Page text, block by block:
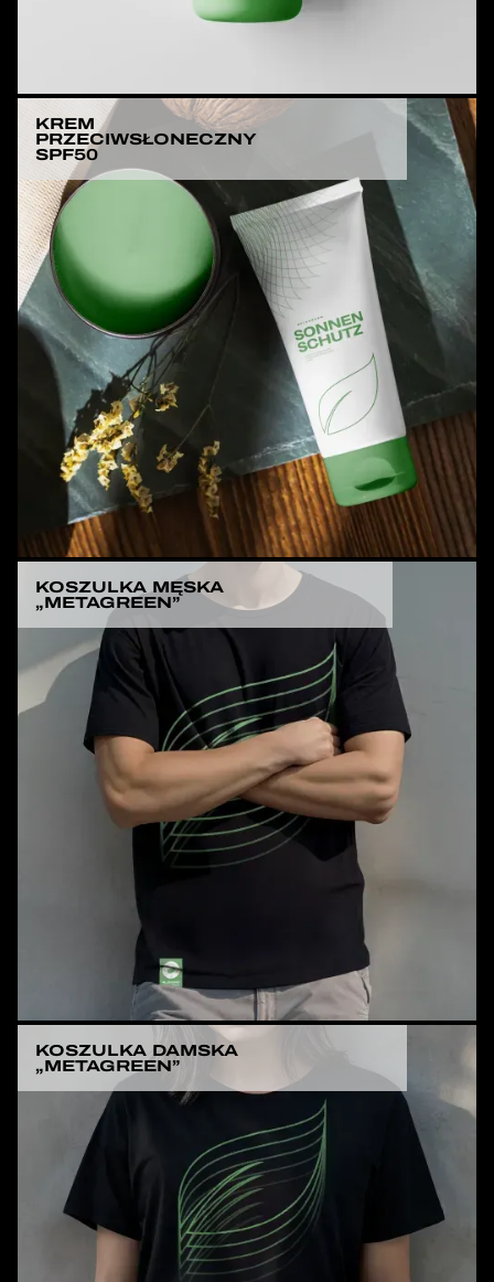
KREM
PRZECIWSŁONECZNY
SPF50
KOSZULKA MĘSKA
„METAGREEN”
KOSZULKA DAMSKA
„METAGREEN”